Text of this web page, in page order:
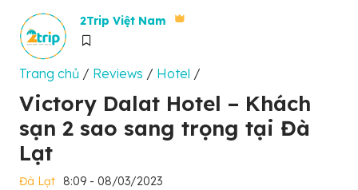
2Trip Việt Nam
Trang chủ / Reviews / Hotel /
Victory Dalat Hotel – Khách
sạn 2 sao sang trọng tại Đà
Lạt
Đà Lạt 8:09 - 08/03/2023